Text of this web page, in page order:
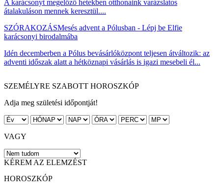
A karácsonyt megelőző hetekben otthonaink varázslatos
átalakuláson mennek keresztül....
SZÓRAKOZÁSMesés advent a Pólusban - Lépj be Elfie
karácsonyi birodalmába
Idén decemberben a Pólus bevásárlóközpont teljesen átváltozik: az
adventi időszak alatt a hétköznapi vásárlás is igazi mesebeli él...
SZEMÉLYRE SZABOTT HOROSZKÓP
Adja meg születési időpontját!
VAGY
KÉREM AZ ELEMZÉST
HOROSZKÓP